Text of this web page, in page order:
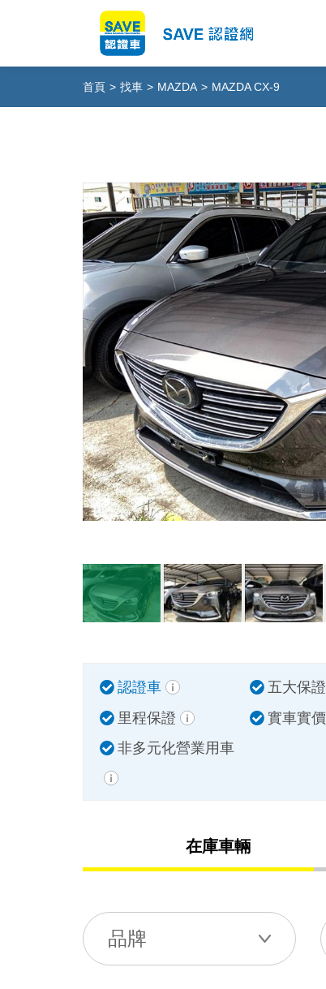
首頁 > 找車 > MAZDA > MAZDA CX-9
認證車 五大保證
里程保證
實車實價
非多元化營業用車
在庫車輛